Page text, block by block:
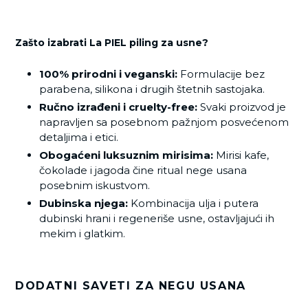
Zašto izabrati La PIEL piling za usne?
100% prirodni i veganski: Formulacije bez
parabena, silikona i drugih štetnih sastojaka.
Ručno izrađeni i cruelty-free: Svaki proizvod je
napravljen sa posebnom pažnjom posvećenom
detaljima i etici.
Obogaćeni luksuznim mirisima: Mirisi kafe,
čokolade i jagoda čine ritual nege usana
posebnim iskustvom.
Dubinska njega: Kombinacija ulja i putera
dubinski hrani i regeneriše usne, ostavljajući ih
mekim i glatkim.
DODATNI SAVETI ZA NEGU USANA